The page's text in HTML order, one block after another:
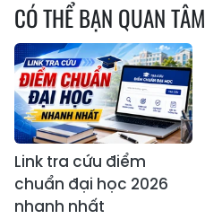
CÓ THỂ BẠN QUAN TÂM
Link tra cứu điểm
chuẩn đại học 2026
nhanh nhất